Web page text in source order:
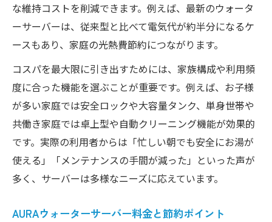
な維持コストを削減できます。例えば、最新のウォータ
ーサーバーは、従来型と比べて電気代が約半分になるケ
ースもあり、家庭の光熱費節約につながります。
コスパを最大限に引き出すためには、家族構成や利用頻
度に合った機能を選ぶことが重要です。例えば、お子様
が多い家庭では安全ロックや大容量タンク、単身世帯や
共働き家庭では卓上型や自動クリーニング機能が効果的
です。実際の利用者からは「忙しい朝でも安全にお湯が
使える」「メンテナンスの手間が減った」といった声が
多く、サーバーは多様なニーズに応えています。
AURAウォーターサーバー料金と節約ポイント